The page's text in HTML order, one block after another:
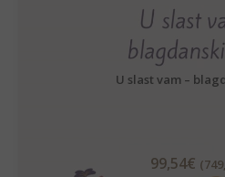
U slast vam –
99,54€